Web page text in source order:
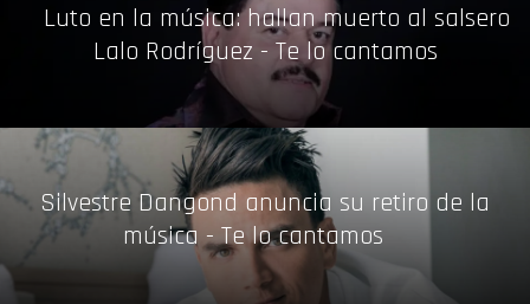
Luto en la música: hallan muerto al salsero
Lalo Rodríguez - Te lo cantamos
Silvestre Dangond anuncia su retiro de la
música - Te lo cantamos